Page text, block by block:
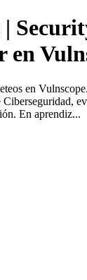
|
en
en
En aprendiz...